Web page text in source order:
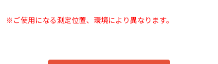
※ご使用になる測定位置、環境により異なります。